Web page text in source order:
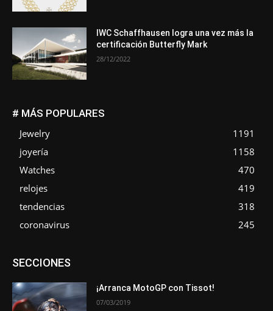
IWC Schaffhausen logra una vez más la
certificación Butterfly Mark
28/12/2022
# MÁS POPULARES
Jewelry
1191
joyería
1158
Watches
470
relojes
419
tendencias
318
coronavirus
245
SECCIONESAsociaciones
Novedades
Opiniones Premios Secciones
¡Arranca MotoGP con Tissot!
07/03/2019